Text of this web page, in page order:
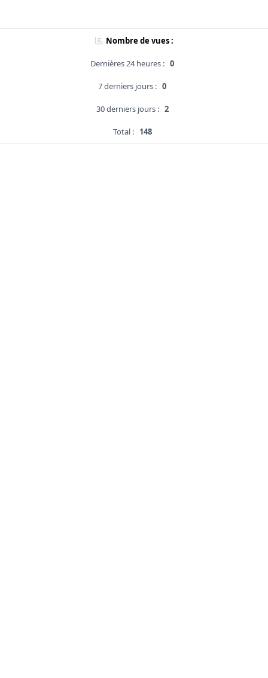
Nombre de vues :
Dernières 24 heures : 0
7 derniers jours : 0
30 derniers jours : 2
Total : 148